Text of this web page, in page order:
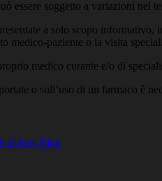
essere soggetto a variazioni nel
a solo scopo
medico-paziente o la visita
medico curante e/o di
o sull’uso di un farmaco è